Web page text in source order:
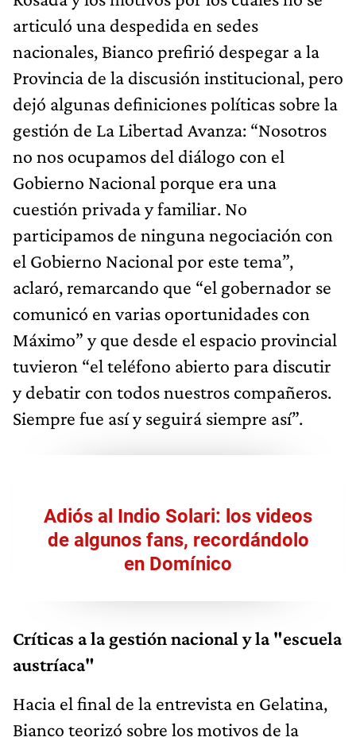
articuló una despedida en sedes
nacionales, Bianco prefirió despegar a la
Provincia de la discusión institucional, pero
dejó algunas definiciones políticas sobre la
gestión de La Libertad Avanza: “Nosotros
no nos ocupamos del diálogo con el
Gobierno Nacional porque era una
cuestión privada y familiar. No
participamos de ninguna negociación con
el Gobierno Nacional por este tema”,
aclaró, remarcando que “el gobernador se
comunicó en varias oportunidades con
Máximo” y que desde el espacio provincial
tuvieron “el teléfono abierto para discutir
y debatir con todos nuestros compañeros.
Siempre fue así y seguirá siempre así”.
Adiós al Indio Solari: los videos
de algunos fans, recordándolo
en Domínico
Críticas a la gestión nacional y la "escuela
austríaca"
Hacia el final de la entrevista en Gelatina,
Bianco teorizó sobre los motivos de la